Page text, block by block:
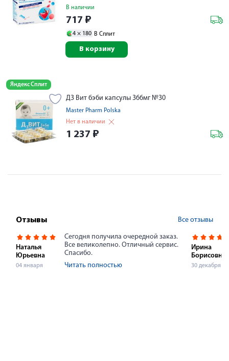
В наличии
717 ₽
4 × 180 В Сплит
В корзину
Яндекс Сплит
Д3 Вит бэби капсулы 366мг №30
Master Pharm Polska
Нет в наличии
1 237 ₽
Отзывы Все отзывы
Наталья
Юрьевна
04 января
Сегодня получила очередной заказ.
Все великолепно. Отличный сервис.
Спасибо.
Читать полностью
Ирина
Борисовна
30 декабря